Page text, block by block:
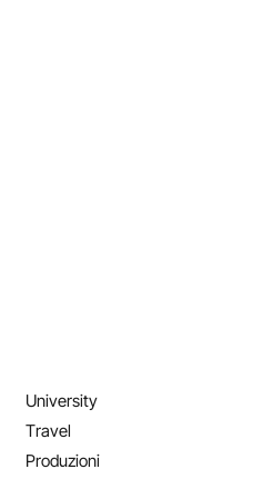
University
Travel
Produzioni